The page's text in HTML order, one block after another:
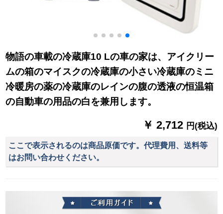
物語の車載の冷蔵庫10 Lの車の家は、アイクリー
ムの箱のマイスクの冷蔵庫の小さい冷蔵庫のミニ
冷暖房の薬の冷蔵庫のレインの腹の透液の恒温箱
の自動車の用品の白を兼用します。
￥ 2,712 円(税込)
ここで表示されるのは商品原価です。代理費用、送料等
はお問い合わせください。